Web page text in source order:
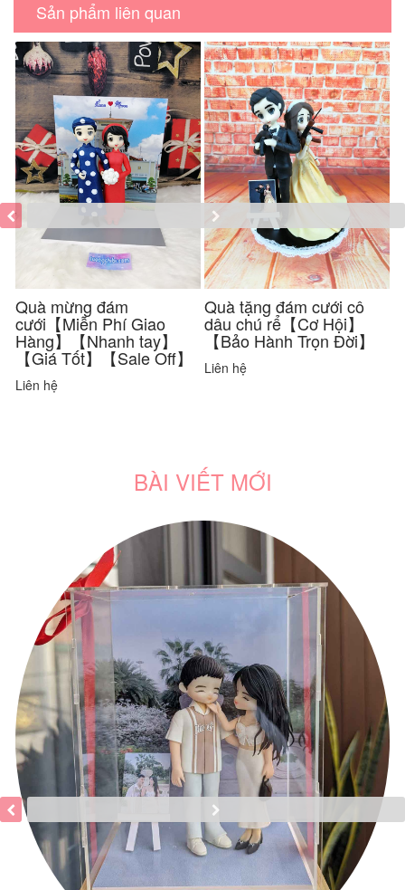
Sản phẩm liên quan
Quà mừng đám
cưới【Miễn Phí Giao
Hàng】【Nhanh tay】
【Giá Tốt】【Sale Off】
Liên hệ
Quà tặng đám cưới cô
dâu chú rể【Cơ Hội】
【Bảo Hành Trọn Đời】
Liên hệ
BÀI VIẾT MỚI